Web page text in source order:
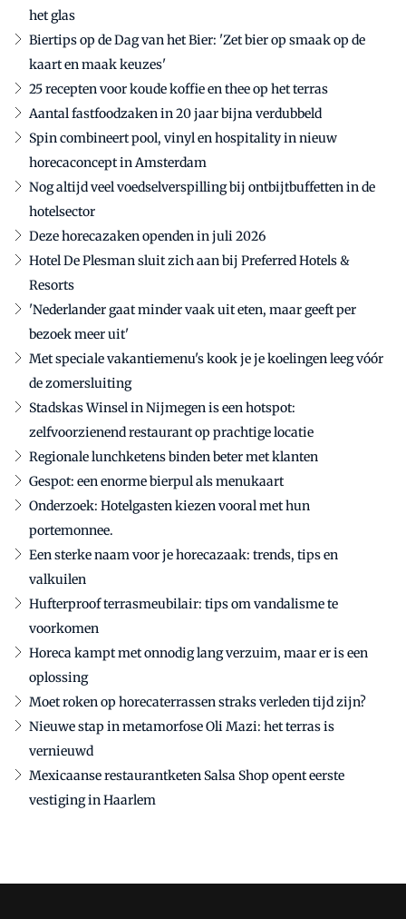
het glas
Biertips op de Dag van het Bier: 'Zet bier op smaak op de
kaart en maak keuzes'
25 recepten voor koude koffie en thee op het terras
Aantal fastfoodzaken in 20 jaar bijna verdubbeld
Spin combineert pool, vinyl en hospitality in nieuw
horecaconcept in Amsterdam
Nog altijd veel voedselverspilling bij ontbijtbuffetten in de
hotelsector
Deze horecazaken openden in juli 2026
Hotel De Plesman sluit zich aan bij Preferred Hotels &
Resorts
'Nederlander gaat minder vaak uit eten, maar geeft per
bezoek meer uit'
Met speciale vakantiemenu's kook je je koelingen leeg vóór
de zomersluiting
Stadskas Winsel in Nijmegen is een hotspot:
zelfvoorzienend restaurant op prachtige locatie
Regionale lunchketens binden beter met klanten
Gespot: een enorme bierpul als menukaart
Onderzoek: Hotelgasten kiezen vooral met hun
portemonnee.
Een sterke naam voor je horecazaak: trends, tips en
valkuilen
Hufterproof terrasmeubilair: tips om vandalisme te
voorkomen
Horeca kampt met onnodig lang verzuim, maar er is een
oplossing
Moet roken op horecaterrassen straks verleden tijd zijn?
Nieuwe stap in metamorfose Oli Mazi: het terras is
vernieuwd
Mexicaanse restaurantketen Salsa Shop opent eerste
vestiging in Haarlem